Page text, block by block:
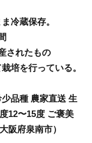
冷蔵保存。
されたもの
培を行っている。
品種 農家直送 生
12〜15度 ご褒美
阪府泉南市）